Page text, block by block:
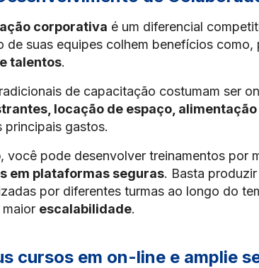
corporativa é um diferencial
de suas equipes colhem benefícios como,
talentos.
de capacitação costumam ser
locação de espaço,
principais gastos.
, você pode desenvolver treinamentos por
em plataformas seguras. Basta
por diferentes turmas ao longo do
maior escalabilidade.
cursos em on-line e amplie